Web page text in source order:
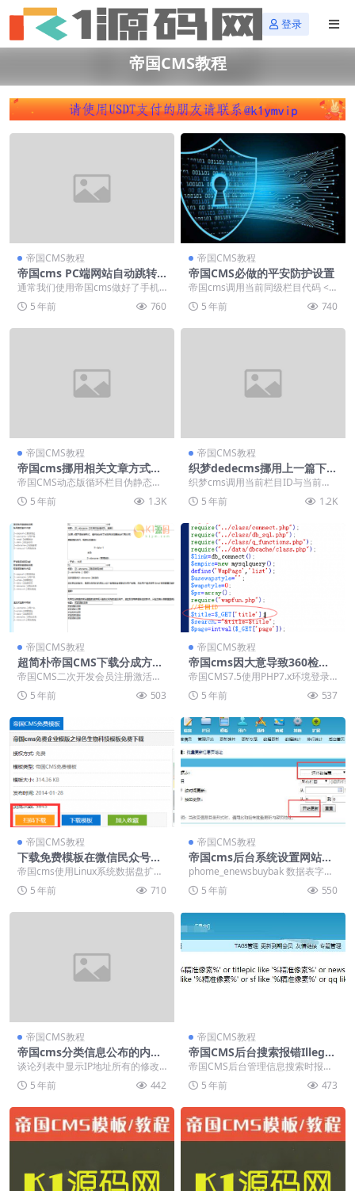
登录
帝国CMS教程
帝国CMS教程
帝国cms PC端网站自动跳转
手机端网站的方式
通常我们使用帝国cms做好了手机
版和pc版，怎么让他们互联起来
吧，好比我们用手机...
5 年前 760
帝国CMS教程
帝国CMS必做的平安防护设置
帝国cms调用当前同级栏目代码 <u
l class="slide-nav"...
5 年前 740
帝国CMS教程
帝国cms挪用相关文章方式大
全
帝国CMS动态版循环栏目伪静态地
址 $orderby=(int)$_GET[or...
5 年前 1.3K
帝国CMS教程
织梦dedecms挪用上一篇下一
篇以及样式修改
织梦cms调用当前栏目ID与当前栏
目顶级ID的方法 一、采用dedecms
获取当...
5 年前 1.2K
帝国CMS教程
超简朴帝国CMS下载分成方式,
无需要插件
帝国CMS二次开发会员注册激活后
发送欢迎邮件方法 教程步骤 会员
注...5 年前 503
帝国CMS教程
帝国cms因大意导致360检测
出“[高危]SQL注入破绽（盲
注）”
帝国CMS7.5使用PHP7.x环境登录
后台报错的解决方法！ 一个客户的
网站在3...
5 年前 537
帝国CMS教程
下载免费模板在微信民众号内
里获取下载认证码获取不到的
缘故原由
帝国cms使用Linux系统数据盘扩容
后宝塔控制面板数据盘大小不变的
解决方法如下...
5 年前 710
帝国CMS教程
帝国cms后台系统设置网站地
址改了信息地址域名稳固的解
决方式
phome_enewsbuybak 数据表字段
解释（购买记录表） ...
5 年前 550
帝国CMS教程
帝国cms分类信息公布的内容
生产图片名堂
谈论列表中显示IP地址所有的修改
方式 放到e目录下 修改第16行 ...
5 年前 442
帝国CMS教程
帝国CMS后台搜索报错Illegal
mix of collations for opera
帝国CMS后台管理信息搜索时报错
“Illegal mix of collatio...
5 年前 473